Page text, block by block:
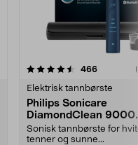
466
Elektrisk tannbørste
Philips Sonicare
DiamondClean 9000
elektrisk tannbørste,
Edition
Sonisk tannbørste for
tenner og sunne...
4.5 av 5 stjerner